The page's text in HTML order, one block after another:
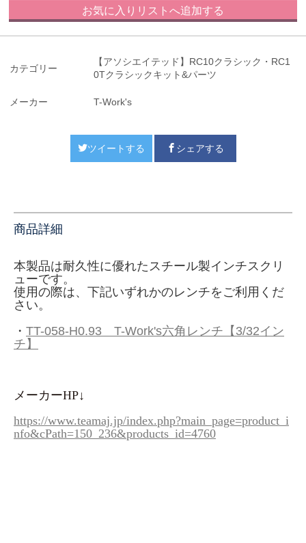
お気に入りリストへ追加する
カテゴリー
【アソシエイテッド】RC10クラシック・RC1
0Tクラシックキット&パーツ
メーカー T-Work's
ツイートする シェアする
商品詳細
本製品は耐久性に優れたスチール製インチスクリ
ューです。
使用の際は、下記いずれかのレンチをご利用くだ
さい。
・ TT-058-H0.93 T-Work's六角レンチ【3/32イン
チ】
メーカーHP↓
https://www.teamaj.jp/index.php?main_page=product_i
nfo&cPath=150_236&products_id=4760